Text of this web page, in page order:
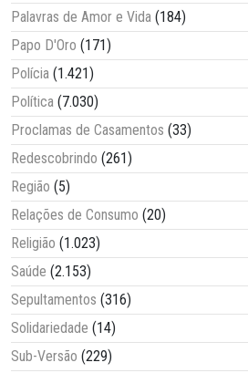
Palavras de Amor e Vida (184)
Papo D'Oro (171)
Polícia (1.421)
Política (7.030)
Proclamas de Casamentos (33)
Redescobrindo (261)
Região (5)
Relações de Consumo (20)
Religião (1.023)
Saúde (2.153)
Sepultamentos (316)
Solidariedade (14)
Sub-Versão (229)